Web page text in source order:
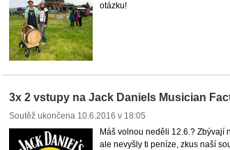
otázku!
3x 2 vstupy na Jack Daniels Musician
Soutěž ukončena 10.6.2016 v 18:05
Máš volnou neděli 12.6.? Zbývají
ale nevyšly ti peníze, zkus naší